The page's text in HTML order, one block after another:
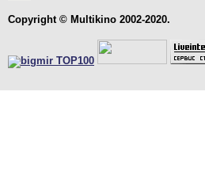
Copyright © Multikino 2002-2020.